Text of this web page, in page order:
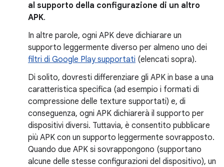
al supporto della configurazione di un altro
APK.
In altre parole, ogni APK deve dichiarare un
supporto leggermente diverso per almeno uno dei
filtri di Google Play supportati (elencati sopra).
Di solito, dovresti differenziare gli APK in base a una
caratteristica specifica (ad esempio i formati di
compressione delle texture supportati) e, di
conseguenza, ogni APK dichiarerà il supporto per
dispositivi diversi. Tuttavia, è consentito pubblicare
più APK con un supporto leggermente sovrapposto.
Quando due APK si sovrappongono (supportano
alcune delle stesse configurazioni del dispositivo), un